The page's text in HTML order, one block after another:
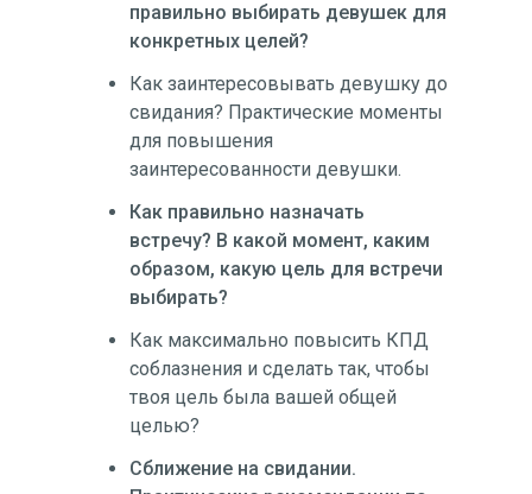
правильно выбирать девушек для
конкретных целей?
Как заинтересовывать девушку до
свидания? Практические моменты
для повышения
заинтересованности девушки.
Как правильно назначать
встречу? В какой момент, каким
образом, какую цель для встречи
выбирать?
Как максимально повысить КПД
соблазнения и сделать так, чтобы
твоя цель была вашей общей
целью?
Сближение на свидании.